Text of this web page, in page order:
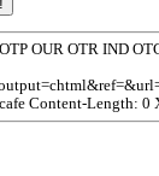
OUR OTR IND
Content-Length: 0